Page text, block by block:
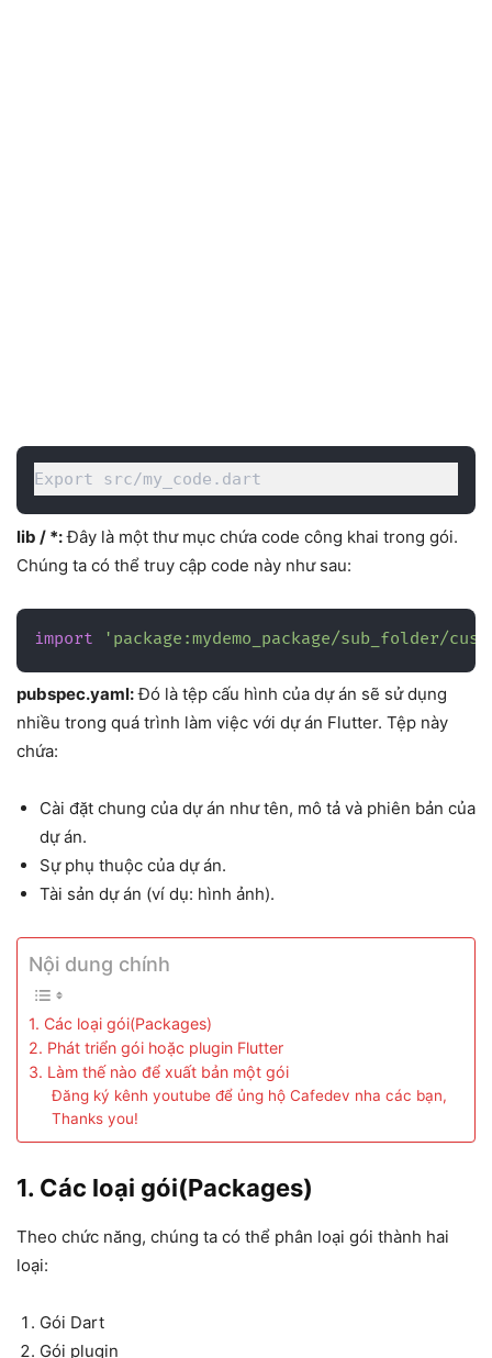
Export src/my_code.dart
lib / *:Đây là một thư mục chứa code công khai trong gói.
Chúng ta có thể truy cập code này như sau:
import 'package:mydemo_package/sub_folder/
pubspec.yaml:Đó là tệp cấu hình của dự án sẽ sử dụng
nhiều trong quá trình làm việc với dự án Flutter. Tệp này
chứa:
Cài đặt chung của dự án như tên, mô tả và phiên bản của
dự án.
Sự phụ thuộc của dự án.
Tài sản dự án (ví dụ: hình ảnh).
Nội dung chính
1. Các loại gói(Packages)
2. Phát triển gói hoặc plugin Flutter
3. Làm thế nào để xuất bản một gói
Đăng ký kênh youtube để ủng hộ Cafedev nha các bạn,
Thanks you!
1. Các loại gói(Packages)
Theo chức năng, chúng ta có thể phân loại gói thành hai
loại:
Gói Dart
Gói plugin